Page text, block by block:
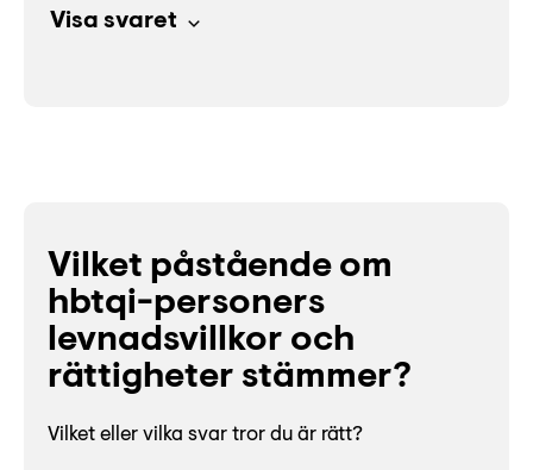
Visa svaret
Vilket påstående om
hbtqi-personers
levnadsvillkor och
rättigheter stämmer?
Vilket eller vilka svar tror du är rätt?